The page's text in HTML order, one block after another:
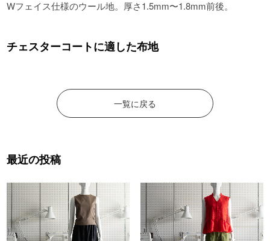
Wフェイス仕様のウール地。厚さ1.5mm〜1.8mm前後。
チェスターコートに適した布地
一覧に戻る
最近の投稿